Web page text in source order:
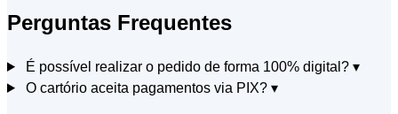
Perguntas Frequentes
É possível realizar o pedido de forma 100% digital? ▾
O cartório aceita pagamentos via PIX? ▾